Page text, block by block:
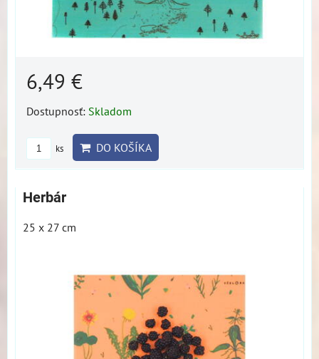
6,49 €
Dostupnosť: Skladom
ks DO KOŠÍKA
Herbár
25 x 27 cm